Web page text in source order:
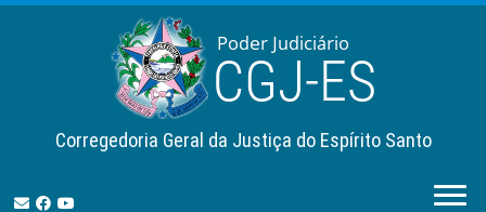
Corregedoria Geral da Justiça do Espírito Santo